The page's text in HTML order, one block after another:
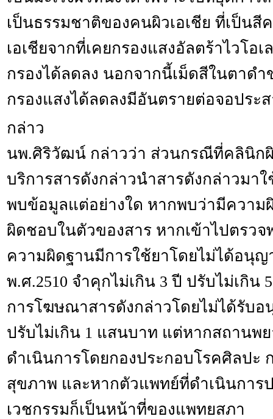
เป็นธรรมชาติของคนผิวเอเชีย ที่เป็นสี
เอเชียจากที่เคยกรองแสงอัลตร้าไวโอ
กรองได้ลดลง นอกจากนี้เม็ดสีในตาดำ
กรองแสงได้ลดลงมีอันตรายต่อจอประ
กล่าว
นพ.ศิริวัฒน์ กล่าวว่า ส่วนกรณีที่คลินิก
บริการสารดังกล่าวนำสารดังกล่าวมา
พบข้อมูลแต่อย่างใด หากพบว่ามีความ
ผิดชอบในตัวของสาร หากเข้าไปตรว
ความผิดฐานมีการใช้ยาโดยไม่ได้อนุญ
พ.ศ.2510 จำคุกไม่เกิน 3 ปี ปรับไม่เกิน
การโฆษณาสารดังกล่าวโดยไม่ได้รับ
ปรับไม่เกิน 1 แสนบาท แต่หากสถานพ
ดำเนินการโดยกองประกอบโรคศิลปะ
สุขภาพ และหากตัวแพทย์ที่ดำเนินการ
เวชกรรมก็เป็นหน้าที่ของแพทยสภา